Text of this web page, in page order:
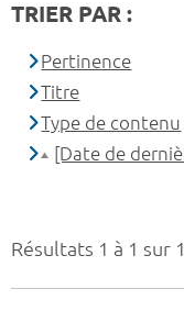
Résultats 1 à 1 sur
TRIER PAR :
Pertinence
Titre
Type de contenu
[Date de